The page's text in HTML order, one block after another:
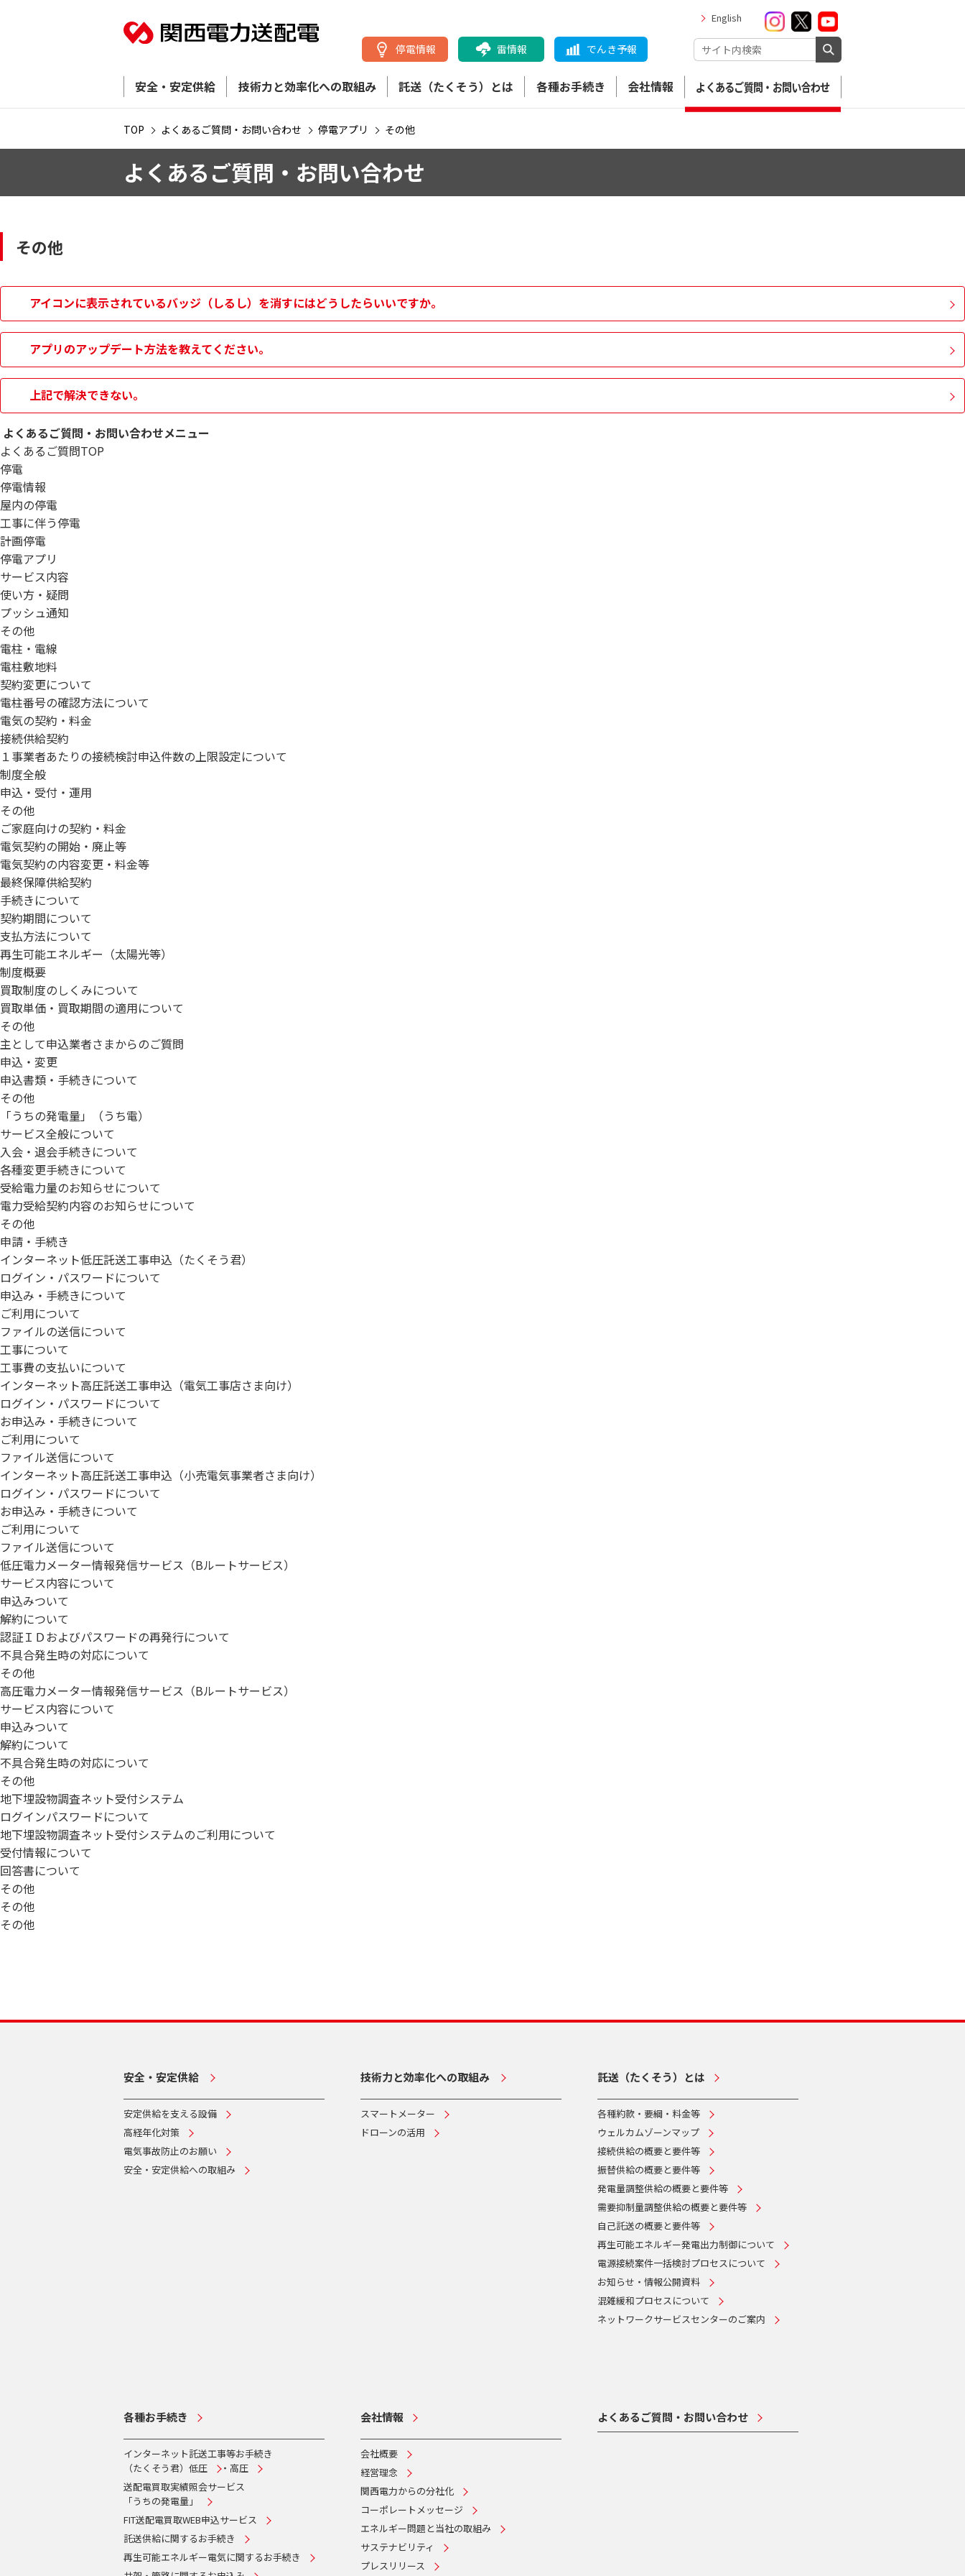
English
停電情報 雷情報 でんき予報
安全・安定供給 技術力と効率化への取組み 託送（たくそう）とは 各種お手続き 会社情報 よくあるご質問・お問い合わせ
TOP よくあるご質問・お問い合わせ 停電アプリ その他
よくあるご質問・お問い合わせ
その他
アイコンに表示されているバッジ（しるし）を消すにはどうしたらいいですか。
アプリのアップデート方法を教えてください。
上記で解決できない。
よくあるご質問・お問い合わせメニュー
よくあるご質問TOP
停電
停電情報
屋内の停電
工事に伴う停電
計画停電
停電アプリ
サービス内容
使い方・疑問
プッシュ通知
その他
電柱・電線
電柱敷地料
契約変更について
電柱番号の確認方法について
電気の契約・料金
接続供給契約
１事業者あたりの接続検討申込件数の上限設定について
制度全般
申込・受付・運用
その他
ご家庭向けの契約・料金
電気契約の開始・廃止等
電気契約の内容変更・料金等
最終保障供給契約
手続きについて
契約期間について
支払方法について
再生可能エネルギー（太陽光等）
制度概要
買取制度のしくみについて
買取単価・買取期間の適用について
その他
主として申込業者さまからのご質問
申込・変更
申込書類・手続きについて
その他
「うちの発電量」（うち電）
サービス全般について
入会・退会手続きについて
各種変更手続きについて
受給電力量のお知らせについて
電力受給契約内容のお知らせについて
その他
申請・手続き
インターネット低圧託送工事申込（たくそう君）
ログイン・パスワードについて
申込み・手続きについて
ご利用について
ファイルの送信について
工事について
工事費の支払いについて
インターネット高圧託送工事申込（電気工事店さま向け）
ログイン・パスワードについて
お申込み・手続きについて
ご利用について
ファイル送信について
インターネット高圧託送工事申込（小売電気事業者さま向け）
ログイン・パスワードについて
お申込み・手続きについて
ご利用について
ファイル送信について
低圧電力メーター情報発信サービス（Bルートサービス）
サービス内容について
申込みついて
解約について
認証ＩＤおよびパスワードの再発行について
不具合発生時の対応について
その他
高圧電力メーター情報発信サービス（Bルートサービス）
サービス内容について
申込みついて
解約について
不具合発生時の対応について
その他
地下埋設物調査ネット受付システム
ログインパスワードについて
地下埋設物調査ネット受付システムのご利用について
受付情報について
回答書について
その他
その他
その他
安全・安定供給
安定供給を支える設備
高経年化対策
電気事故防止のお願い
安全・安定供給への取組み
技術力と効率化への取組み
スマートメーター
ドローンの活用
託送（たくそう）とは
各種約款・要綱・料金等
ウェルカムゾーンマップ
接続供給の概要と要件等
振替供給の概要と要件等
発電量調整供給の概要と要件等
需要抑制量調整供給の概要と要件等
自己託送の概要と要件等
再生可能エネルギー発電出力制御について
電源接続案件一括検討プロセスについて
お知らせ・情報公開資料
混雑緩和プロセスについて
ネットワークサービスセンターのご案内
各種お手続き
インターネット託送工事等お手続き
（たくそう君） 低圧 ・ 高圧
送配電買取実績照会サービス
「うちの発電量」
FIT送配電買取WEB申込サービス
託送供給に関するお手続き
再生可能エネルギー電気に関するお手続き
会社情報
会社概要
経営理念
関西電力からの分社化
コーポレートメッセージ
エネルギー問題と当社の取組み
サステナビリティ
プレスリリース
よくあるご質問・お問い合わせ